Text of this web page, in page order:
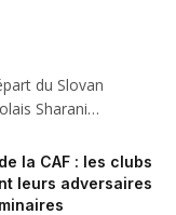
du Slovan
Sharani…
la CAF : les clubs
leurs adversaires